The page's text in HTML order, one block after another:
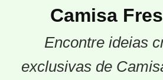
Camisa
Encontre ideias
exclusivas de